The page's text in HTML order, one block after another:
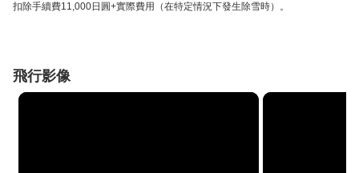
扣除手續費11,000日圓+實際費用（在特定情況下發生除雪時）。
飛行影像